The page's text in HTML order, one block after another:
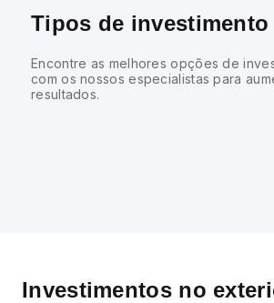
Tipos de investimento
Encontre as melhores opções de
com os nossos especialistas para
resultados.
Investimentos no